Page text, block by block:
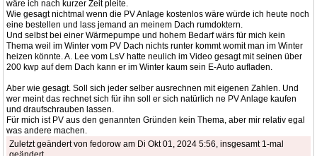
wäre ich nach kurzer Zeit pleite.
Wie gesagt nichtmal wenn die PV Anlage kostenlos wäre würde ich heute noch
eine bestellen und lass jemand an meinem Dach rumdoktern.
Und selbst bei einer Wärmepumpe und hohem Bedarf wärs für mich kein
Thema weil im Winter vom PV Dach nichts runter kommt womit man im Winter
heizen könnte. A. Lee vom LsV hatte neulich im Video gesagt mit seinen über
200 kwp auf dem Dach kann er im Winter kaum sein E-Auto aufladen.
Aber wie gesagt. Soll sich jeder selber ausrechnen mit eigenen Zahlen. Und
wer meint das rechnet sich für ihn soll er sich natürlich ne PV Anlage kaufen
und draufschrauben lassen.
Für mich ist PV aus den genannten Gründen kein Thema, aber mir relativ egal
was andere machen.
Zuletzt geändert von fedorow am Di Okt 01, 2024 5:56, insgesamt 1-mal